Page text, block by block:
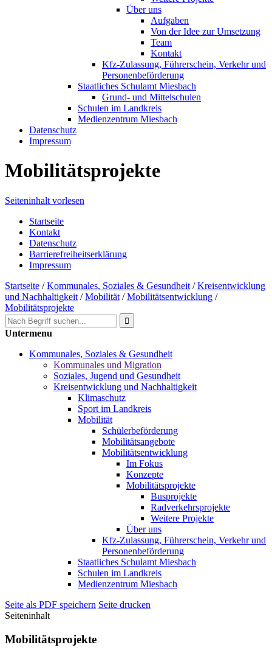
Über uns
Aufgaben
Von der Idee zur Umsetzung
Team
Kontakt
Kfz-Zulassung, Führerschein, Verkehr und
Personenbeförderung
Staatliches Schulamt Miesbach
Grund- und Mittelschulen
Schulen im Landkreis
Medienzentrum Miesbach
Datenschutz
Impressum
Mobilitätsprojekte
Seiteninhalt vorlesen
Startseite
Kontakt
Datenschutz
Barrierefreiheitserklärung
Impressum
Startseite /Kommunales, Soziales & Gesundheit /Kreisentwicklung
und Nachhaltigkeit /Mobilität /Mobilitätsentwicklung /
Mobilitätsprojekte
Untermenu
Kommunales, Soziales & Gesundheit
Kommunales und Migration
Soziales, Jugend und Gesundheit
Kreisentwicklung und Nachhaltigkeit
Klimaschutz
Sport im Landkreis
Mobilität
Schülerbeförderung
Mobilitätsangebote
Mobilitätsentwicklung
Im Fokus
Konzepte
Mobilitätsprojekte
Busprojekte
Radverkehrsprojekte
Weitere Projekte
Über uns
Kfz-Zulassung, Führerschein, Verkehr und
Personenbeförderung
Staatliches Schulamt Miesbach
Schulen im Landkreis
Medienzentrum Miesbach
Seite als PDF speichern Seite drucken
Seiteninhalt
Mobilitätsprojekte